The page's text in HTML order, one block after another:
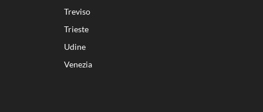
Treviso
Trieste
Udine
Venezia